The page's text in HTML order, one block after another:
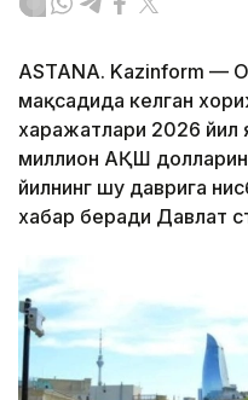
ASTANA. Kazinform —
мақсадида келган
харажатлари 2026 йил
миллион АҚШ
йилнинг шу даврига
хабар беради Давлат